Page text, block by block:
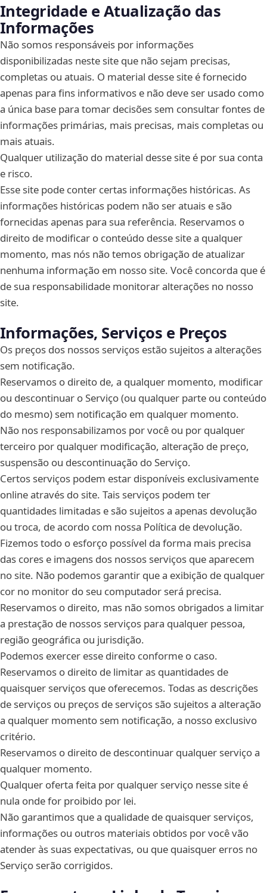
Integridade e Atualização das
Informações
Não somos responsáveis por informações
disponibilizadas neste site que não sejam precisas,
completas ou atuais. O material desse site é fornecido
apenas para fins informativos e não deve ser usado como
a única base para tomar decisões sem consultar fontes de
informações primárias, mais precisas, mais completas ou
mais atuais.
Qualquer utilização do material desse site é por sua conta
e risco.
Esse site pode conter certas informações históricas. As
informações históricas podem não ser atuais e são
fornecidas apenas para sua referência. Reservamos o
direito de modificar o conteúdo desse site a qualquer
momento, mas nós não temos obrigação de atualizar
nenhuma informação em nosso site. Você concorda que é
de sua responsabilidade monitorar alterações no nosso
site.
Informações, Serviços e Preços
Os preços dos nossos serviços estão sujeitos a alterações
sem notificação.
Reservamos o direito de, a qualquer momento, modificar
ou descontinuar o Serviço (ou qualquer parte ou conteúdo
do mesmo) sem notificação em qualquer momento.
Não nos responsabilizamos por você ou por qualquer
terceiro por qualquer modificação, alteração de preço,
suspensão ou descontinuação do Serviço.
Certos serviços podem estar disponíveis exclusivamente
online através do site. Tais serviços podem ter
quantidades limitadas e são sujeitos a apenas devolução
ou troca, de acordo com nossa Política de devolução.
Fizemos todo o esforço possível da forma mais precisa
das cores e imagens dos nossos serviços que aparecem
no site. Não podemos garantir que a exibição de qualquer
cor no monitor do seu computador será precisa.
Reservamos o direito, mas não somos obrigados a limitar
a prestação de nossos serviços para qualquer pessoa,
região geográfica ou jurisdição.
Podemos exercer esse direito conforme o caso.
Reservamos o direito de limitar as quantidades de
quaisquer serviços que oferecemos. Todas as descrições
de serviços ou preços de serviços são sujeitos a alteração
a qualquer momento sem notificação, a nosso exclusivo
critério.
Reservamos o direito de descontinuar qualquer serviço a
qualquer momento.
Qualquer oferta feita por qualquer serviço nesse site é
nula onde for proibido por lei.
Não garantimos que a qualidade de quaisquer serviços,
informações ou outros materiais obtidos por você vão
atender às suas expectativas, ou que quaisquer erros no
Serviço serão corrigidos.